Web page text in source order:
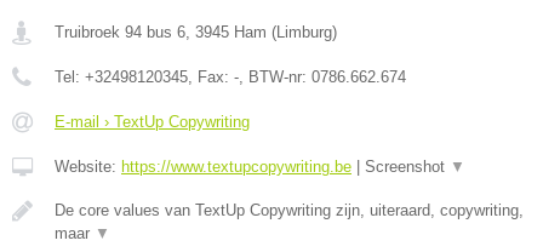
Truibroek 94 bus 6, 3945 Ham (Limburg)
Tel: +32498120345, Fax: -, BTW-nr: 0786.662.674
E-mail › TextUp Copywriting
Website: https://www.textupcopywriting.be Screenshot ▼
De core values van TextUp Copywriting zijn, uiteraard, copywriting,
maar ▼